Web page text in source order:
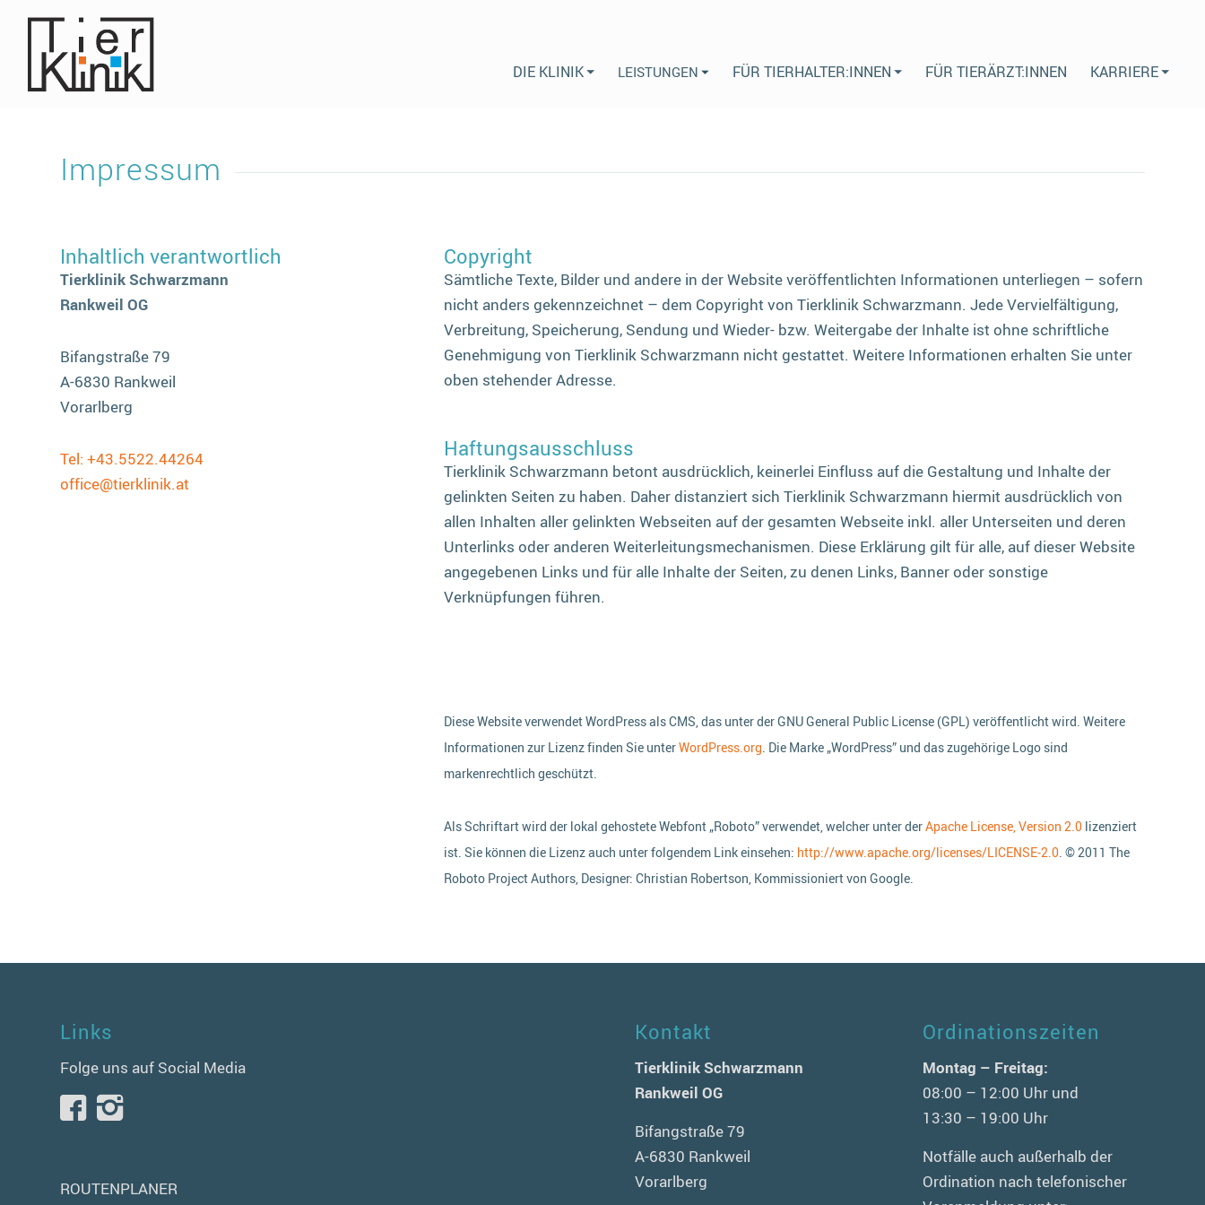
DIE KLINIK LEISTUNGEN FÜR TIERHALTER:INNEN FÜR TIERÄRZT:INNEN KARRIERE
Impressum
Inhaltlich verantwortlich
Tierklinik Schwarzmann
Rankweil OG
Bifangstraße 79
A-6830 Rankweil
Vorarlberg
Tel: +43.5522.44264
office@tierklinik.at
Copyright
Sämtliche Texte, Bilder und andere in der Website veröffentlichten Informationen unterliegen – sofern
nicht anders gekennzeichnet – dem Copyright von Tierklinik Schwarzmann. Jede Vervielfältigung,
Verbreitung, Speicherung, Sendung und Wieder- bzw. Weitergabe der Inhalte ist ohne schriftliche
Genehmigung von Tierklinik Schwarzmann nicht gestattet. Weitere Informationen erhalten Sie unter
oben stehender Adresse.
Haftungsausschluss
Tierklinik Schwarzmann betont ausdrücklich, keinerlei Einfluss auf die Gestaltung und Inhalte der
gelinkten Seiten zu haben. Daher distanziert sich Tierklinik Schwarzmann hiermit ausdrücklich von
allen Inhalten aller gelinkten Webseiten auf der gesamten Webseite inkl. aller Unterseiten und deren
Unterlinks oder anderen Weiterleitungsmechanismen. Diese Erklärung gilt für alle, auf dieser Website
angegebenen Links und für alle Inhalte der Seiten, zu denen Links, Banner oder sonstige
Verknüpfungen führen.
Diese Website verwendet WordPress als CMS, das unter der GNU General Public License (GPL) veröffentlicht wird. Weitere
Informationen zur Lizenz finden Sie unterWordPress.org. Die Marke „WordPress” und das zugehörige Logo sind
markenrechtlich geschützt.
Als Schriftart wird der lokal gehostete Webfont „Roboto” verwendet, welcher unter derApache License, Version 2.0lizenziert
ist. Sie können die Lizenz auch unter folgendem Link einsehen: http://www.apache.org/licenses/LICENSE-2.0. © 2011 The
Roboto Project Authors, Designer: Christian Robertson, Kommissioniert von Google.
Links
Folge uns auf Social Media
ROUTENPLANER
Kontakt
Tierklinik Schwarzmann
Rankweil OG
Bifangstraße 79
A-6830 Rankweil
Vorarlberg
Ordinationszeiten
Montag – Freitag:
08:00 – 12:00 Uhr und
13:30 – 19:00 Uhr
Notfälle auch außerhalb der
Ordination nach telefonischer